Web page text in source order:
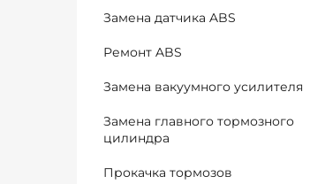
Замена датчика ABS
Ремонт ABS
Замена вакуумного усилителя
Замена главного тормозного
цилиндра
Прокачка тормозов